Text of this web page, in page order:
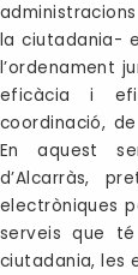
la ciutadania-
l’ordenament
eficàcia i
coordinació,
En aquest
d’Alcarràs,
electròniques
serveis que
ciutadania, les